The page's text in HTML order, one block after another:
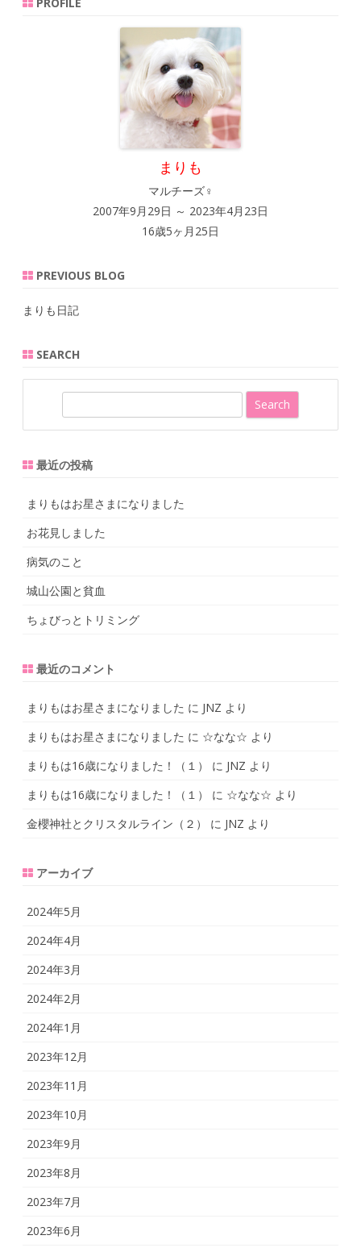
まりも
マルチーズ♀
2007年9月29日 ～ 2023年4月23日
16歳5ヶ月25日
PREVIOUS BLOG
まりも日記
SEARCH
r
最近の投稿
まりもはお星さまになりました
お花見しました
病気のこと
城山公園と貧血
ちょびっとトリミング
最近のコメント
まりもはお星さまになりました に JNZ より
まりもはお星さまになりました に ☆なな☆ より
まりもは16歳になりました！（１）
に JNZ より
まりもは16歳になりました！（１）
に ☆なな☆ より
金櫻神社とクリスタルライン（２）
に JNZ より
アーカイブ
2024年5月
2024年4月
2024年3月
2024年2月
2024年1月
2023年12月
2023年11月
2023年10月
2023年9月
2023年8月
2023年7月
2023年6月